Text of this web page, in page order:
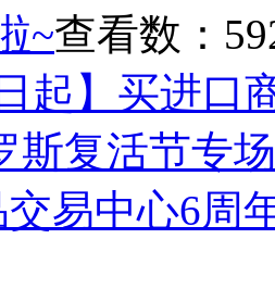
~查看数：
日起】买进口
斯复活节专
易中心6周